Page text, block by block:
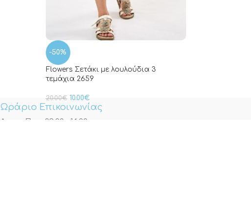
-50%
Flowers Σετάκι με λουλούδια 3
τεμάχια 2659
20.00€ 10.00€
Ωράριο Επικοινωνίας
Δευτ. – Παρ. 09:00 – 14:00